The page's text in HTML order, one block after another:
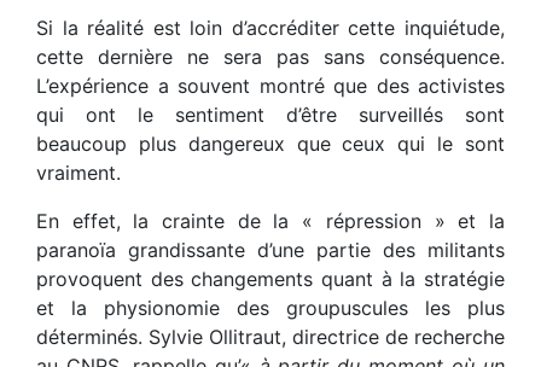
Si la réalité est loin d’accréditer cette inquiétude,
cette dernière ne sera pas sans conséquence.
L’expérience a souvent montré que des activistes
qui ont le sentiment d’être surveillés sont
beaucoup plus dangereux que ceux qui le sont
vraiment.
En effet, la crainte de la « répression » et la
paranoïa grandissante d’une partie des militants
provoquent des changements quant à la stratégie
et la physionomie des groupuscules les plus
déterminés. Sylvie Ollitraut, directrice de recherche